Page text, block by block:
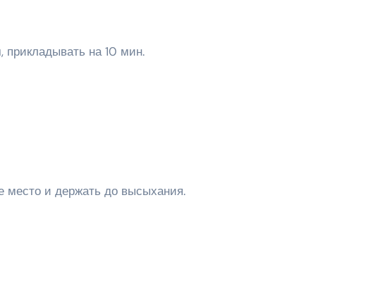
прикладывать на 10 мин.
место и держать до высыхания.